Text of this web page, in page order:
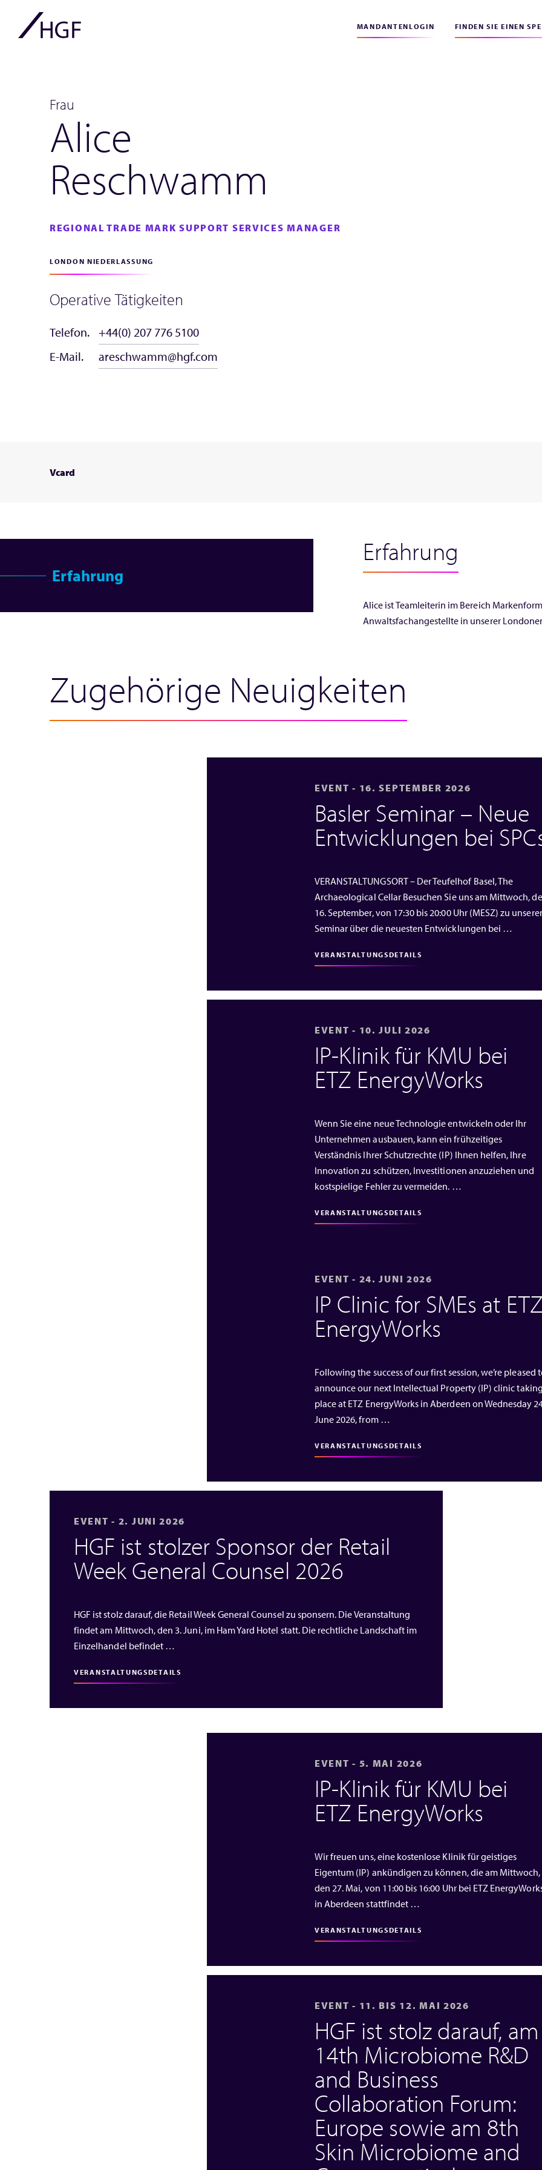
MANDANTENLOGIN FINDEN SIE EINEN
Frau
Alice
Reschwamm
REGIONAL TRADE MARK SUPPORT SERVICES MANAGER
LONDON NIEDERLASSUNG
Operative Tätigkeiten
Telefon. +44(0) 207 776 5100
E-Mail.
areschwamm@hgf.com
Vcard
Erfahrung
Erfahrung
Alice ist Teamleiterin im Bereich
Anwaltsfachangestellte in unserer
Zugehörige Neuigkeiten
EVENT - 16. SEPTEMBER 2026
Basler Seminar – Neue
Entwicklungen bei
VERANSTALTUNGSORT – Der Teufelhof Basel, The
Archaeological Cellar Besuchen Sie uns am Mittwoch,
16. September, von 17:30 bis 20:00 Uhr (MESZ) zu
Seminar über die neuesten Entwicklungen bei …
VERANSTALTUNGSDETAILS
EVENT - 10. JULI 2026
IP‑Klinik für KMU bei
ETZ EnergyWorks
Wenn Sie eine neue Technologie entwickeln oder Ihr
Unternehmen ausbauen, kann ein frühzeitiges
Verständnis Ihrer Schutzrechte (IP) Ihnen helfen, Ihre
Innovation zu schützen, Investitionen anzuziehen und
kostspielige Fehler zu vermeiden. …
VERANSTALTUNGSDETAILS
EVENT - 24. JUNI 2026
IP Clinic for SMEs at ETZ
EnergyWorks
Following the success of our first session, we’re pleased
announce our next Intellectual Property (IP) clinic taking
place at ETZ EnergyWorks in Aberdeen on Wednesday
June 2026, from …
VERANSTALTUNGSDETAILS
EVENT - 2. JUNI 2026
HGF ist stolzer Sponsor der Retail
Week General Counsel 2026
HGF ist stolz darauf, die Retail Week General Counsel zu sponsern. Die Veranstaltung
findet am Mittwoch, den 3. Juni, im Ham Yard Hotel statt. Die rechtliche Landschaft im
Einzelhandel befindet …
VERANSTALTUNGSDETAILS
EVENT - 5. MAI 2026
IP‑Klinik für KMU bei
ETZ EnergyWorks
Wir freuen uns, eine kostenlose Klinik für geistiges
Eigentum (IP) ankündigen zu können, die am Mittwoch,
den 27. Mai, von 11:00 bis 16:00 Uhr bei ETZ
in Aberdeen stattfindet …
VERANSTALTUNGSDETAILS
EVENT - 11. BIS 12. MAI 2026
HGF ist stolz darauf, am
14th Microbiome R&D
and Business
Collaboration Forum:
Europe sowie am 8th
Skin Microbiome and